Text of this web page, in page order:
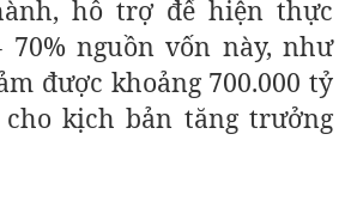
hỗ trợ để hiện thực
70% nguồn vốn này, như
được khoảng 700.000 tỷ
kịch bản tăng trưởng